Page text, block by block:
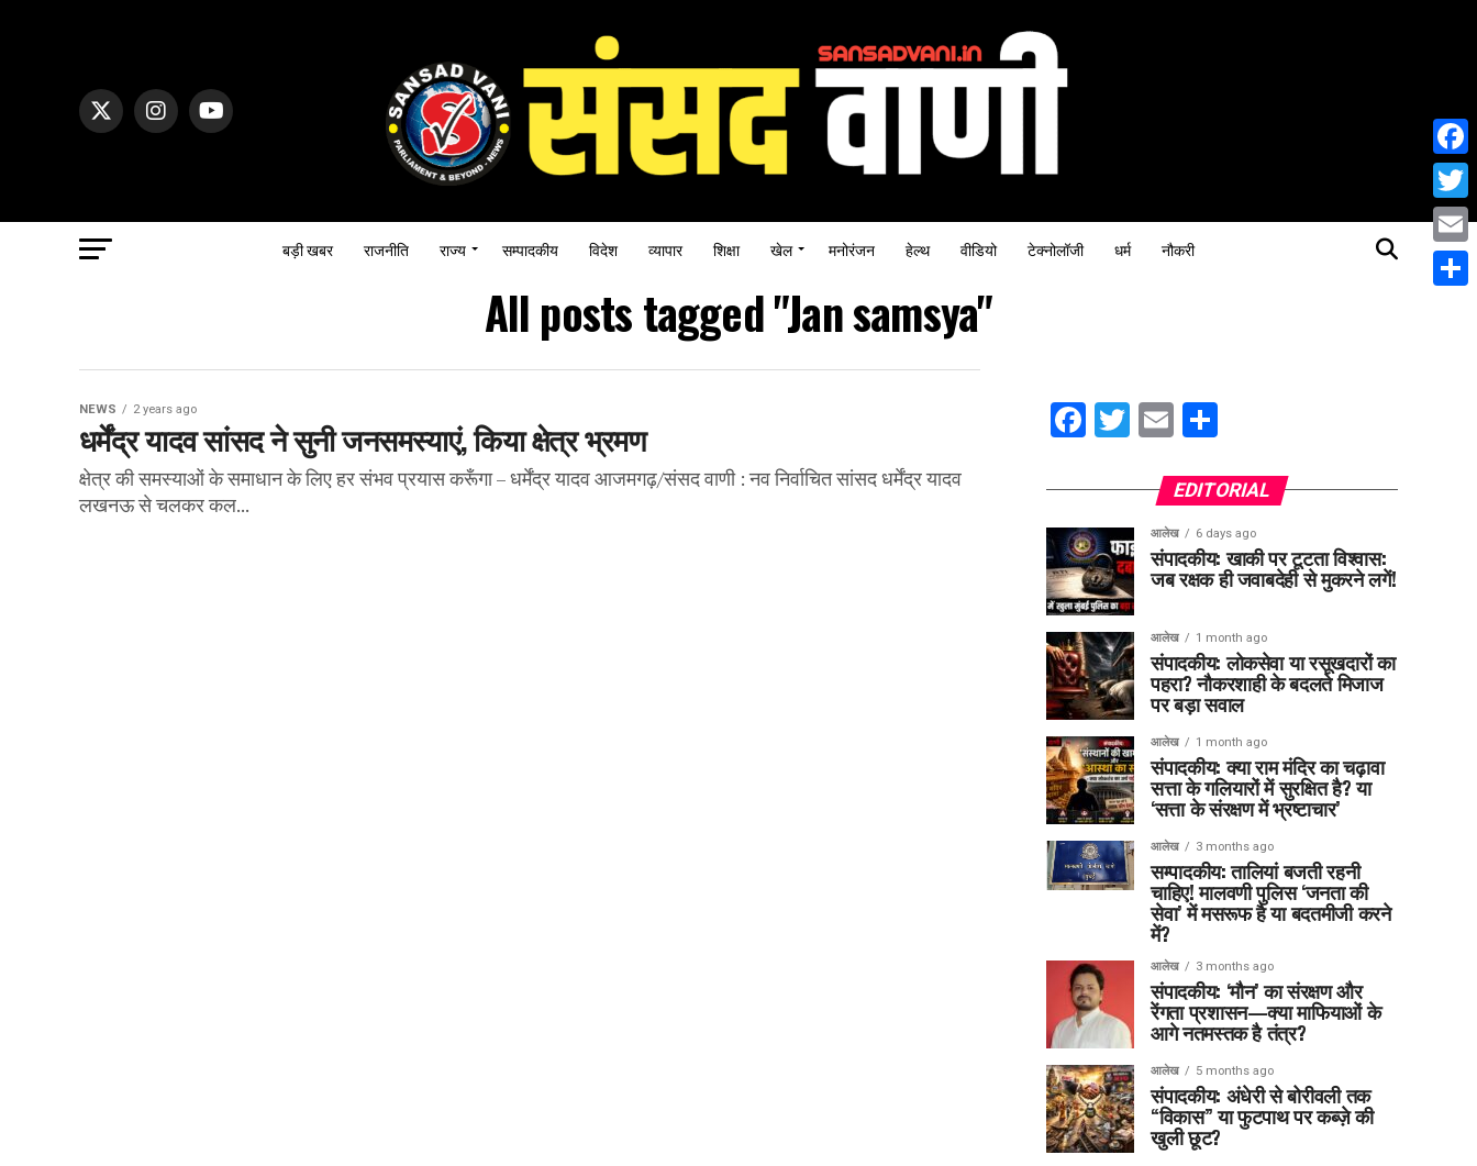
बड़ी खबर राजनीति राज्य सम्पादकीय विदेश व्यापार शिक्षा खेल मनोरंजन हेल्थ वीडियो टेक्नोलॉजी धर्म नौकरी
All posts tagged "Jan samsya"
NEWS 2 years ago
धर्मेंद्र यादव सांसद ने सुनी जनसमस्याएं, किया क्षेत्र भ्रमण
क्षेत्र की समस्याओं के समाधान के लिए हर संभव प्रयास करूँगा – धर्मेंद्र यादव आजमगढ़/संसद वाणी : नव निर्वाचित सांसद धर्मेंद्र यादव
लखनऊ से चलकर कल...
Facebook
Twitter
Email
EDITORIAL
आलेख 6 days ago
संपादकीय: खाकी पर टूटता विश्वास:
जब रक्षक ही जवाबदेही से मुकरने लगें!
आलेख 1 month ago
संपादकीय: लोकसेवा या रसूखदारों का
पहरा? नौकरशाही के बदलते मिजाज
पर बड़ा सवाल
आलेख 1 month ago
संपादकीय: क्या राम मंदिर का चढ़ावा
सत्ता के गलियारों में सुरक्षित है? या
‘सत्ता के संरक्षण में भ्रष्टाचार’
आलेख 3 months ago
सम्पादकीय: तालियां बजती रहनी
चाहिए! मालवणी पुलिस ‘जनता की
सेवा’ में मसरूफ है या बदतमीजी करने
में?
आलेख 3 months ago
संपादकीय: ‘मौन’ का संरक्षण और
रेंगता प्रशासन—क्या माफियाओं के
आगे नतमस्तक है तंत्र?
आलेख 5 months ago
संपादकीय: अंधेरी से बोरीवली तक
“विकास” या फुटपाथ पर कब्ज़े की
खुली छूट?
Email